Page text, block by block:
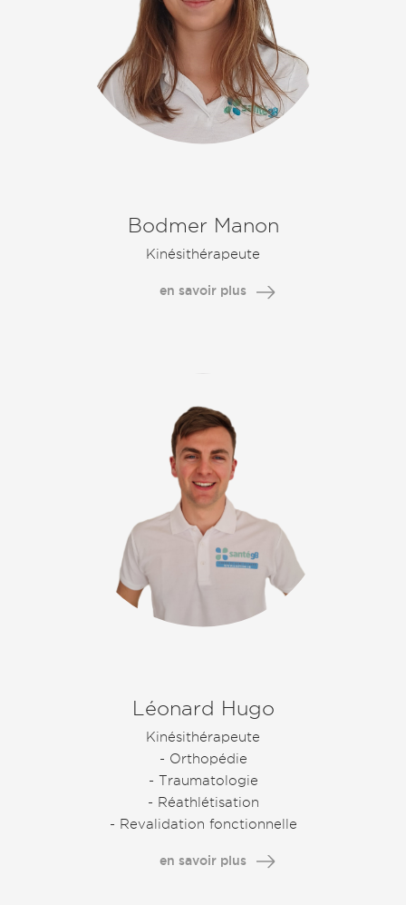
Bodmer Manon
Kinésithérapeute
en savoir plus
Léonard Hugo
Kinésithérapeute
- Orthopédie
- Traumatologie
- Réathlétisation
- Revalidation fonctionnelle
en savoir plus